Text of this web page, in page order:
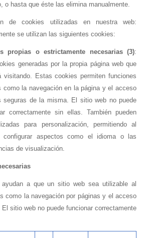
o hasta que éste las elimina manualmente.
de cookies utilizadas en nuestra web:
se utilizan las siguientes cookies:
propias o estrictamente necesarias (3):
generadas por la propia página web que
visitando. Estas cookies permiten funciones
como la navegación en la página y el acceso
seguras de la misma. El sitio web no puede
correctamente sin ellas. También pueden
para personalización, permitiendo al
configurar aspectos como el idioma o las
de visualización.
ayudan a que un sitio web sea utilizable al
como la navegación por páginas y el acceso
sitio web no puede funcionar correctamente